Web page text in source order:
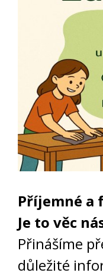
Příjemné a
Je to věc
Přinášíme
důležité